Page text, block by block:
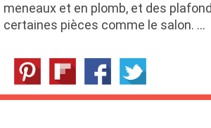
meneaux et en plomb, et des
certaines pièces comme le salon. …